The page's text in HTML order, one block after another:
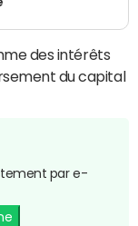
des intérêts
du capital
par e-